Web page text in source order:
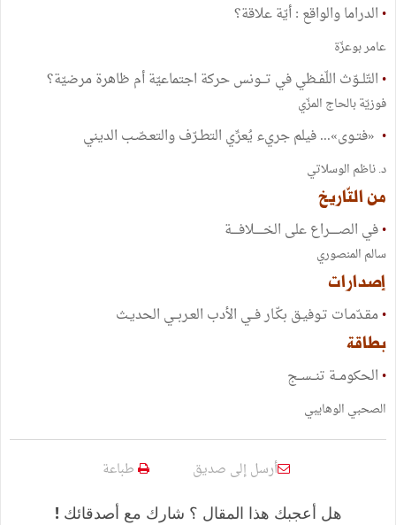
• الدراما والواقع : أيّة علاقة؟
عامر بوعزّة
• التّلــوّث اللّفــظي في تـــونس حركة اجتماعيّة أم ظاهرة مرضيّة؟
فوزيّة بالحاج المزّي
• «فتـوى»... فيلم جريء يُعرِّي التطـرّف والتعـصّـب الديني
د. ناظم الوسلاتي
من التّاريخ
•في الصـــــراع على الخـــــلافــــة
سالم المنصوري
إصدارات
•مقـدّمـات تـوفيـق بكّـار فــي الأدب العـربــي الحديـث
بطاقة
• الحكومــة تنــســج
الصحبي الوهايبي
أرسل إلى صديق طباعة
هل أعجبك هذا المقال ؟ شارك مع أصدقائك !